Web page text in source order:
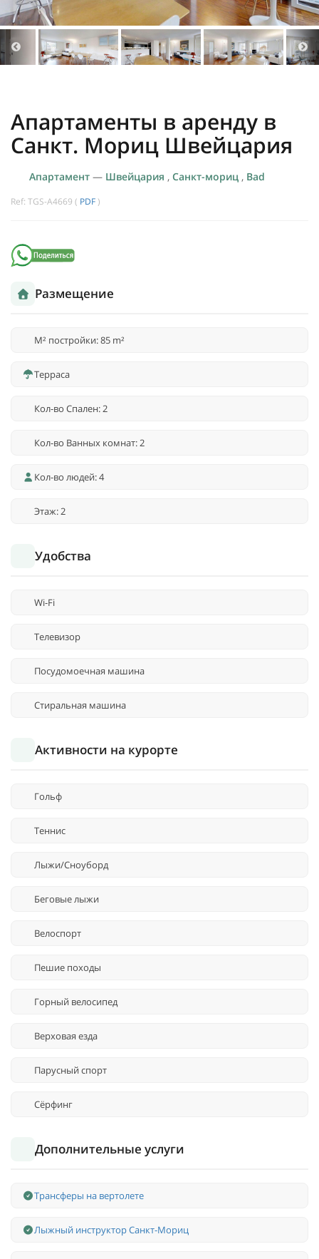
Апартаменты в аренду в
Санкт. Мориц Швейцария
Апартамент — Швейцария , Санкт-мориц , Bad
Ref: TGS-A4669 ( PDF )
Размещение
M² постройки: 85 m²
Терраса
Кол-во Спален: 2
Кол-во Ванных комнат: 2
Кол-во людей: 4
Этаж: 2
Удобства
Wi-Fi
Телевизор
Посудомоечная машина
Стиральная машина
Активности на курорте
Гольф
Теннис
Лыжи/Сноуборд
Беговые лыжи
Велоспорт
Пешие походы
Горный велосипед
Верховая езда
Парусный спорт
Сёрфинг
Дополнительные услуги
Трансферы на вертолете
Лыжный инструктор Санкт-Мориц